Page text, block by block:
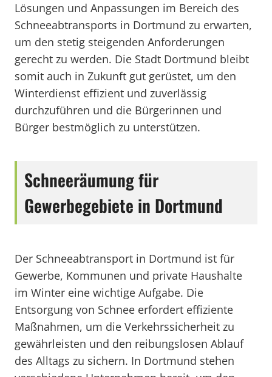
Lösungen und Anpassungen im Bereich des
Schneeabtransports in Dortmund zu erwarten,
um den stetig steigenden Anforderungen
gerecht zu werden. Die Stadt Dortmund bleibt
somit auch in Zukunft gut gerüstet, um den
Winterdienst effizient und zuverlässig
durchzuführen und die Bürgerinnen und
Bürger bestmöglich zu unterstützen.
Schneeräumung für
Gewerbegebiete in Dortmund
Der Schneeabtransport in Dortmund ist für
Gewerbe, Kommunen und private Haushalte
im Winter eine wichtige Aufgabe. Die
Entsorgung von Schnee erfordert effiziente
Maßnahmen, um die Verkehrssicherheit zu
gewährleisten und den reibungslosen Ablauf
des Alltags zu sichern. In Dortmund stehen